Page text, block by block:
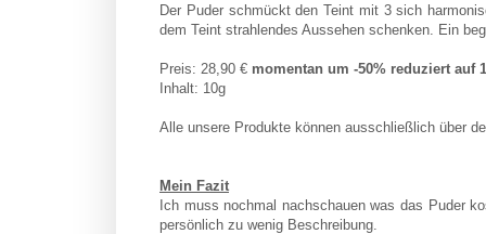
Der Puder schmückt den Teint mit 3 sich
dem Teint strahlendes Aussehen schenken. Ein
Preis: 28,90 € momentan um -50% reduziert auf
Inhalt: 10g
Alle unsere Produkte können ausschließlich über
Mein Fazit
Ich muss nochmal nachschauen was das Puder
persönlich zu wenig Beschreibung.